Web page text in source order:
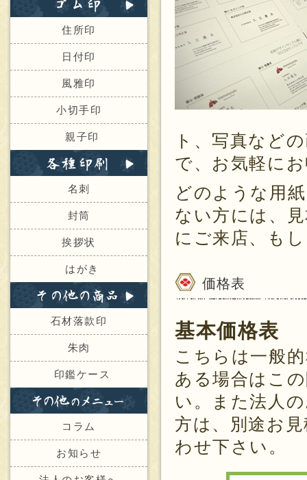
住所印
日付印
風雅印
小切手印
親子印
名刺
封筒
挨拶状
はがき
石材落款印
朱肉
印鑑ケース
コラム
お知らせ
ト、写真など
で、お気軽に
どのような用
ない方には、
にご来店、も
価格表
基本価格表
こちらは一般
ある場合はこ
い。また法人
方は、別途お
わせ下さい。